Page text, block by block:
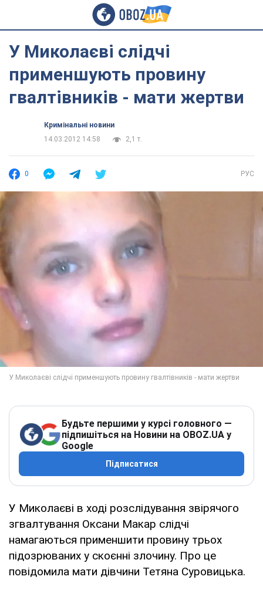
У Миколаєві слідчі
применшують провину
гвалтівників - мати жертви
Кримінальні новини
14.03.2012 14:58
2,1 т.
0 РУС
Будьте першими у курсі головного —
підпишіться на Новини на OBOZ.UA у
Google
Підписатися
У Миколаєві в ході розслідування звірячого
згвалтування Оксани Макар слідчі
намагаються применшити провину трьох
підозрюваних у скоєнні злочину. Про це
повідомила мати дівчини Тетяна Суровицька.